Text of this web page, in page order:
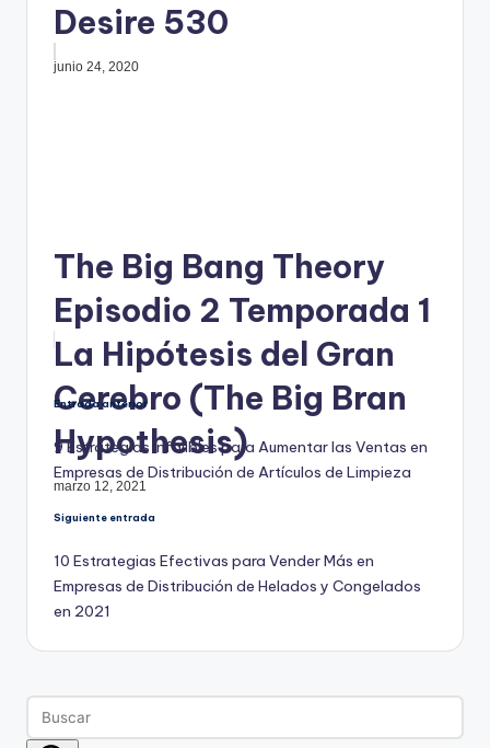
Desire 530
junio 24, 2020
The Big Bang Theory
Episodio 2 Temporada 1
La Hipótesis del Gran
Cerebro (The Big Bran
Hypothesis)
marzo 12, 2021
Navegación
de
entradas
Entrada anterior
9 Estrategias Infalibles para Aumentar las Ventas en
Empresas de Distribución de Artículos de Limpieza
Siguiente entrada
10 Estrategias Efectivas para Vender Más en
Empresas de Distribución de Helados y Congelados
en 2021